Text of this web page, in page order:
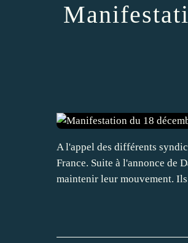
A l'appel des différents
France. Suite à l'annonce de
maintenir leur mouvement.